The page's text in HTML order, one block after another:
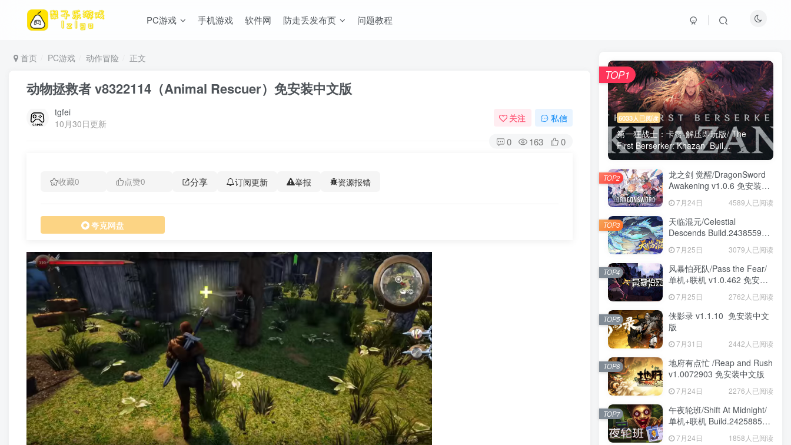
PC游戏 手机游戏 软件网 防走丢发布页 问题教程
首页 PC游戏 动作冒险 正文
动物拯救者 v8322114（Animal Rescuer）免安装中文版
tgfei
10月30日更新
关注 私信
0 163 0
收藏0 点赞0 分享 订阅更新 举报 资源报错
夸克网盘
6033人已阅读
第一狂战士：卡赞-解压即玩版/ The
First Berserker: Khazan Buil...
TOP1
龙之剑 觉醒/DragonSword
Awakening v1.0.6 免安装中
7月24日 4589人已阅读
TOP2
天临混元/Celestial
Descends Build.24385591
7月25日 3079人已阅读
TOP3
风暴怕死队/Pass the Fear/
单机+联机 v1.0.462 免安装
7月25日 2762人已阅读
TOP4
侠影录 v1.1.10 免安装中文
版
7月31日 2442人已阅读
TOP5
地府有点忙 /Reap and Rush
v1.0072903 免安装中文版
7月24日 2276人已阅读
TOP6
午夜轮班/Shift At Midnight/
单机+联机 Build.24258857
免安装中文版
7月24日 1858人已阅读
TOP7